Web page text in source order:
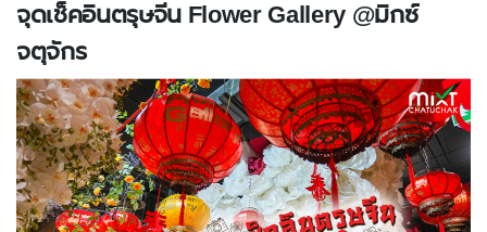
จุดเช็คอินตรุษจีน Flower Gallery @มิกซ์
จตุจักร